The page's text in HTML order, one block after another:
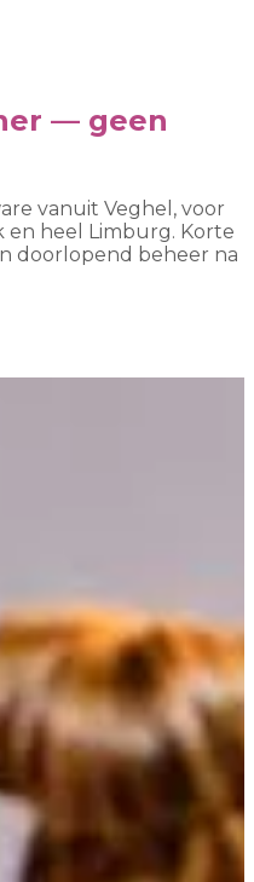
— geen
vanuit Veghel, voor
en heel Limburg. Korte
doorlopend beheer na